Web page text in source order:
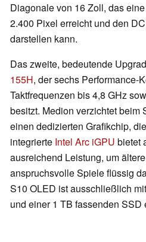
Diagonale von 16 Zoll, das
2.400 Pixel erreicht und den
darstellen kann.
Das zweite, bedeutende
155H, der sechs Performance-
Taktfrequenzen bis 4,8 GHz
besitzt. Medion verzichtet beim
einen dedizierten Grafikchip,
integrierte Intel Arc iGPU bietet
ausreichend Leistung, um
anspruchsvolle Spiele flüssig
S10 OLED ist ausschließlich
und einer 1 TB fassenden SSD